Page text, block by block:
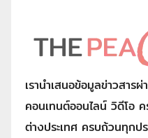
เรานำเสนอข้อมูลข่าวสา
คอนเทนต์ออนไลน์ วิดีโอ
ต่างประเทศ ครบถ้วนทุกป